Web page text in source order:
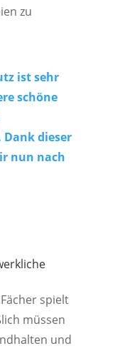
zu
ist sehr
schöne
dieser
nun nach
spielt
müssen
und